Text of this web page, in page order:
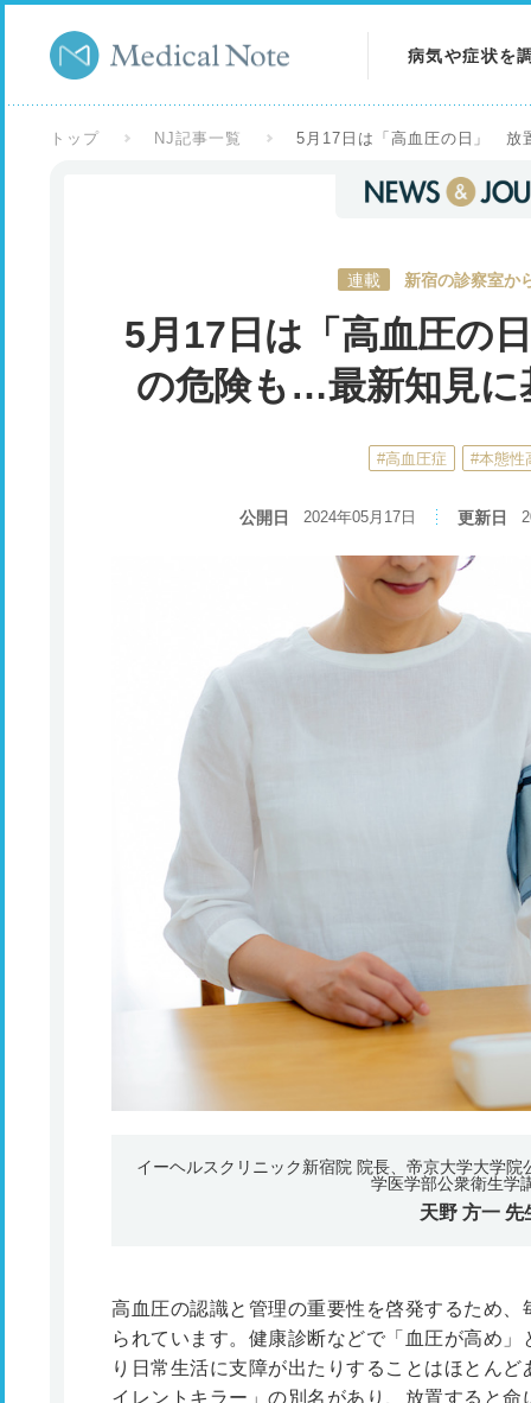
病気や症状を
症状を調べる
トップ NJ記事一覧 5月17日は「高血圧の日」 放
連載 新宿の診察室か
5月17日は「高血圧の
の危険も…最新知見に
#高血圧症 #本態性
公開日 2024年05月17日 更新日
イーヘルスクリニック新宿院 院長、帝京大学大学
学医学部公衆衛生学
天野 方一 先
高血圧の認識と管理の重要性を啓発するため
られています。健康診断などで「血圧が高め
り日常生活に支障が出たりすることはほとん
イレントキラー」の別名があり、放置すると